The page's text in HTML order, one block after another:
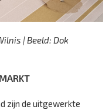
| Beeld: Dok
zijn de uitgewerkte